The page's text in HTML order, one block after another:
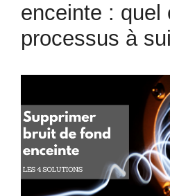
enceinte : quel
processus à